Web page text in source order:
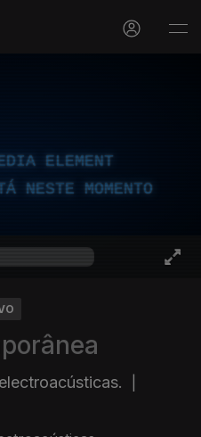
ELEMENT
NESTE MOMENTO